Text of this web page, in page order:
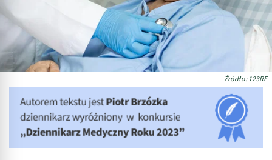
Źródło: 123RF